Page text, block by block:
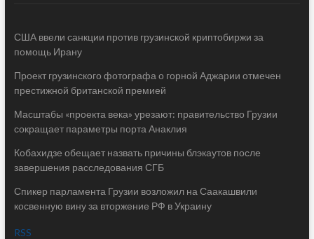
США ввели санкции против грузинской криптобиржи за
помощь Ирану
Проект грузинского фотографа о горной Аджарии отмечен
престижной британской премией
Масштабы «проекта века» урезают: правительство Грузии
сокращает параметры порта Анаклия
Кобахидзе обещает назвать причины блэкаутов после
завершения расследования СГБ
Спикер парламента Грузии возложил на Саакашвили
косвенную вину за вторжение РФ в Украину
RSS